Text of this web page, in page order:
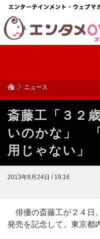
ニュース
斎藤工「３２
いのかな」
用じゃない」
2013年8月24日 / 19:16
俳優の斎藤工が２４日
発売を記念して、東京都